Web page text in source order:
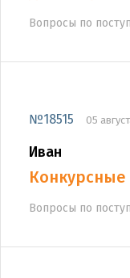
Вопросы по
№18515 05
Иван
Конкурсные
Вопросы по